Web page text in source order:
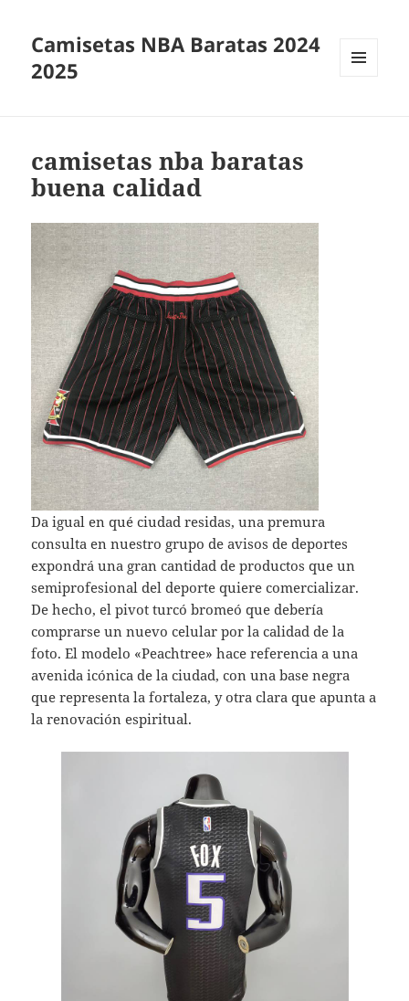
Camisetas NBA Baratas 2024
2025
camisetas nba baratas
buena calidad
Da igual en qué ciudad residas, una premura
consulta en nuestro grupo de avisos de deportes
expondrá una gran cantidad de productos que un
semiprofesional del deporte quiere comercializar.
De hecho, el pivot turcó bromeó que debería
comprarse un nuevo celular por la calidad de la
foto. El modelo «Peachtree» hace referencia a una
avenida icónica de la ciudad, con una base negra
que representa la fortaleza, y otra clara que apunta a
la renovación espiritual.